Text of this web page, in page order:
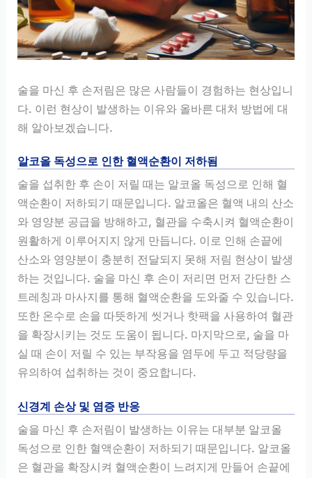
술을 마신 후 손저림은 많은 사람들이 경험하는 현상입니
다. 이런 현상이 발생하는 이유와 올바른 대처 방법에 대
해 알아보겠습니다.
알코올 독성으로 인한 혈액순환이 저하됨
술을 섭취한 후 손이 저릴 때는 알코올 독성으로 인해 혈
액순환이 저하되기 때문입니다. 알코올은 혈액 내의 산소
와 영양분 공급을 방해하고, 혈관을 수축시켜 혈액순환이
원활하게 이루어지지 않게 만듭니다. 이로 인해 손끝에
산소와 영양분이 충분히 전달되지 못해 저림 현상이 발생
하는 것입니다. 술을 마신 후 손이 저리면 먼저 간단한 스
트레칭과 마사지를 통해 혈액순환을 도와줄 수 있습니다.
또한 온수로 손을 따뜻하게 씻거나 핫팩을 사용하여 혈관
을 확장시키는 것도 도움이 됩니다. 마지막으로, 술을 마
실 때 손이 저릴 수 있는 부작용을 염두에 두고 적당량을
유의하여 섭취하는 것이 중요합니다.
신경계 손상 및 염증 반응
술을 마신 후 손저림이 발생하는 이유는 대부분 알코올
독성으로 인한 혈액순환이 저하되기 때문입니다. 알코올
은 혈관을 확장시켜 혈액순환이 느려지게 만들어 손끝에